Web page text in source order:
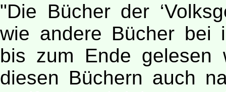
"Die Bücher der
wie andere Bücher bei
bis zum Ende gelesen
diesen Büchern auch